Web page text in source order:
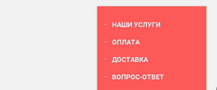
НАШИ УСЛУГИ
ОПЛАТА
ДОСТАВКА
ВОПРОС-ОТВЕТ